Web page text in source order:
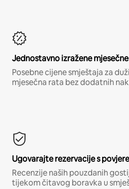
Jednostavno izražene
Posebne cijene smještaja za
mjesečna rata bez dodatnih
Ugovarajte rezervacije s
Recenzije naših pouzdanih
tijekom čitavog boravka u